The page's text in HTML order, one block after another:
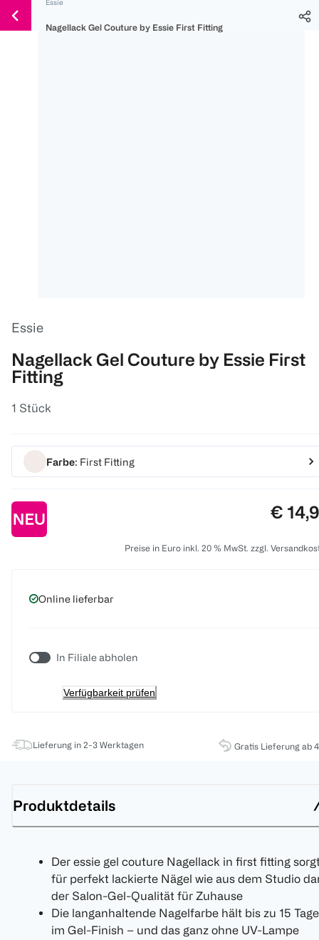
150 Ös
300 Ös
500 Ös
Weiter
zum
Essie
Nagellack Gel Couture by Essie First Fitting
Essie
Nagellack Gel Couture by Essie First
Fitting
1 Stück
Farbe: First Fitting
Preis:
€
Preise in Euro inkl. 20 % MwSt. zzgl.
Online lieferbar
In Filiale abholen
Verfügbarkeit prüfen
Lieferung in 2-3 Werktagen Gratis Lieferung ab
Produktdetails
Der essie gel couture Nagellack in first fitting
für perfekt lackierte Nägel wie aus dem Studio
der Salon-Gel-Qualität für Zuhause
Die langanhaltende Nagelfarbe hält bis zu 15
im Gel-Finish – und das ganz ohne UV-Lampe